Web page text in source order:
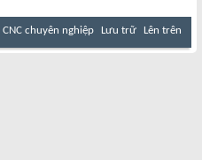
chuyên nghiệp Lưu trữ Lên trên